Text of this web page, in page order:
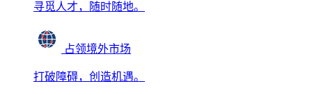
寻觅人才，随时随地。
占领境外市场
打破障碍，创造机遇。